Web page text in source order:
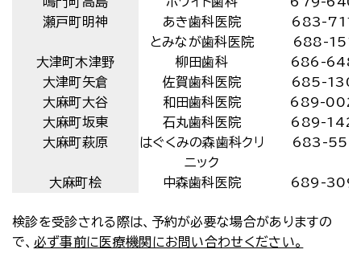
瀬戸町明神
あき歯科医院
683-
とみなが歯科医院
688-
大津町木津野
柳田歯科
686-
大津町矢倉
佐賀歯科医院
685-
大麻町大谷
和田歯科医院
689-
大麻町坂東
石丸歯科医院
689-
大麻町萩原
はぐくみの森歯科クリ
ニック
683-
大麻町桧 中森歯科医院 689-
検診を受診される際は、予約が必要な場合がありますの
で、 必ず事前に医療機関にお問い合わせください。